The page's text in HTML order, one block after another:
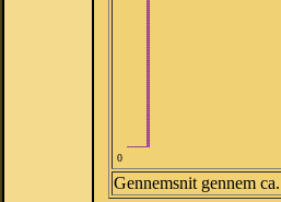
0
Gennemsnit gennem